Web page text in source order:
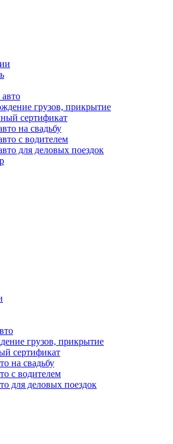
грузов, прикрытие
сертификат
на свадьбу
с водителем
для деловых поездок
грузов, прикрытие
сертификат
на свадьбу
с водителем
для деловых поездок